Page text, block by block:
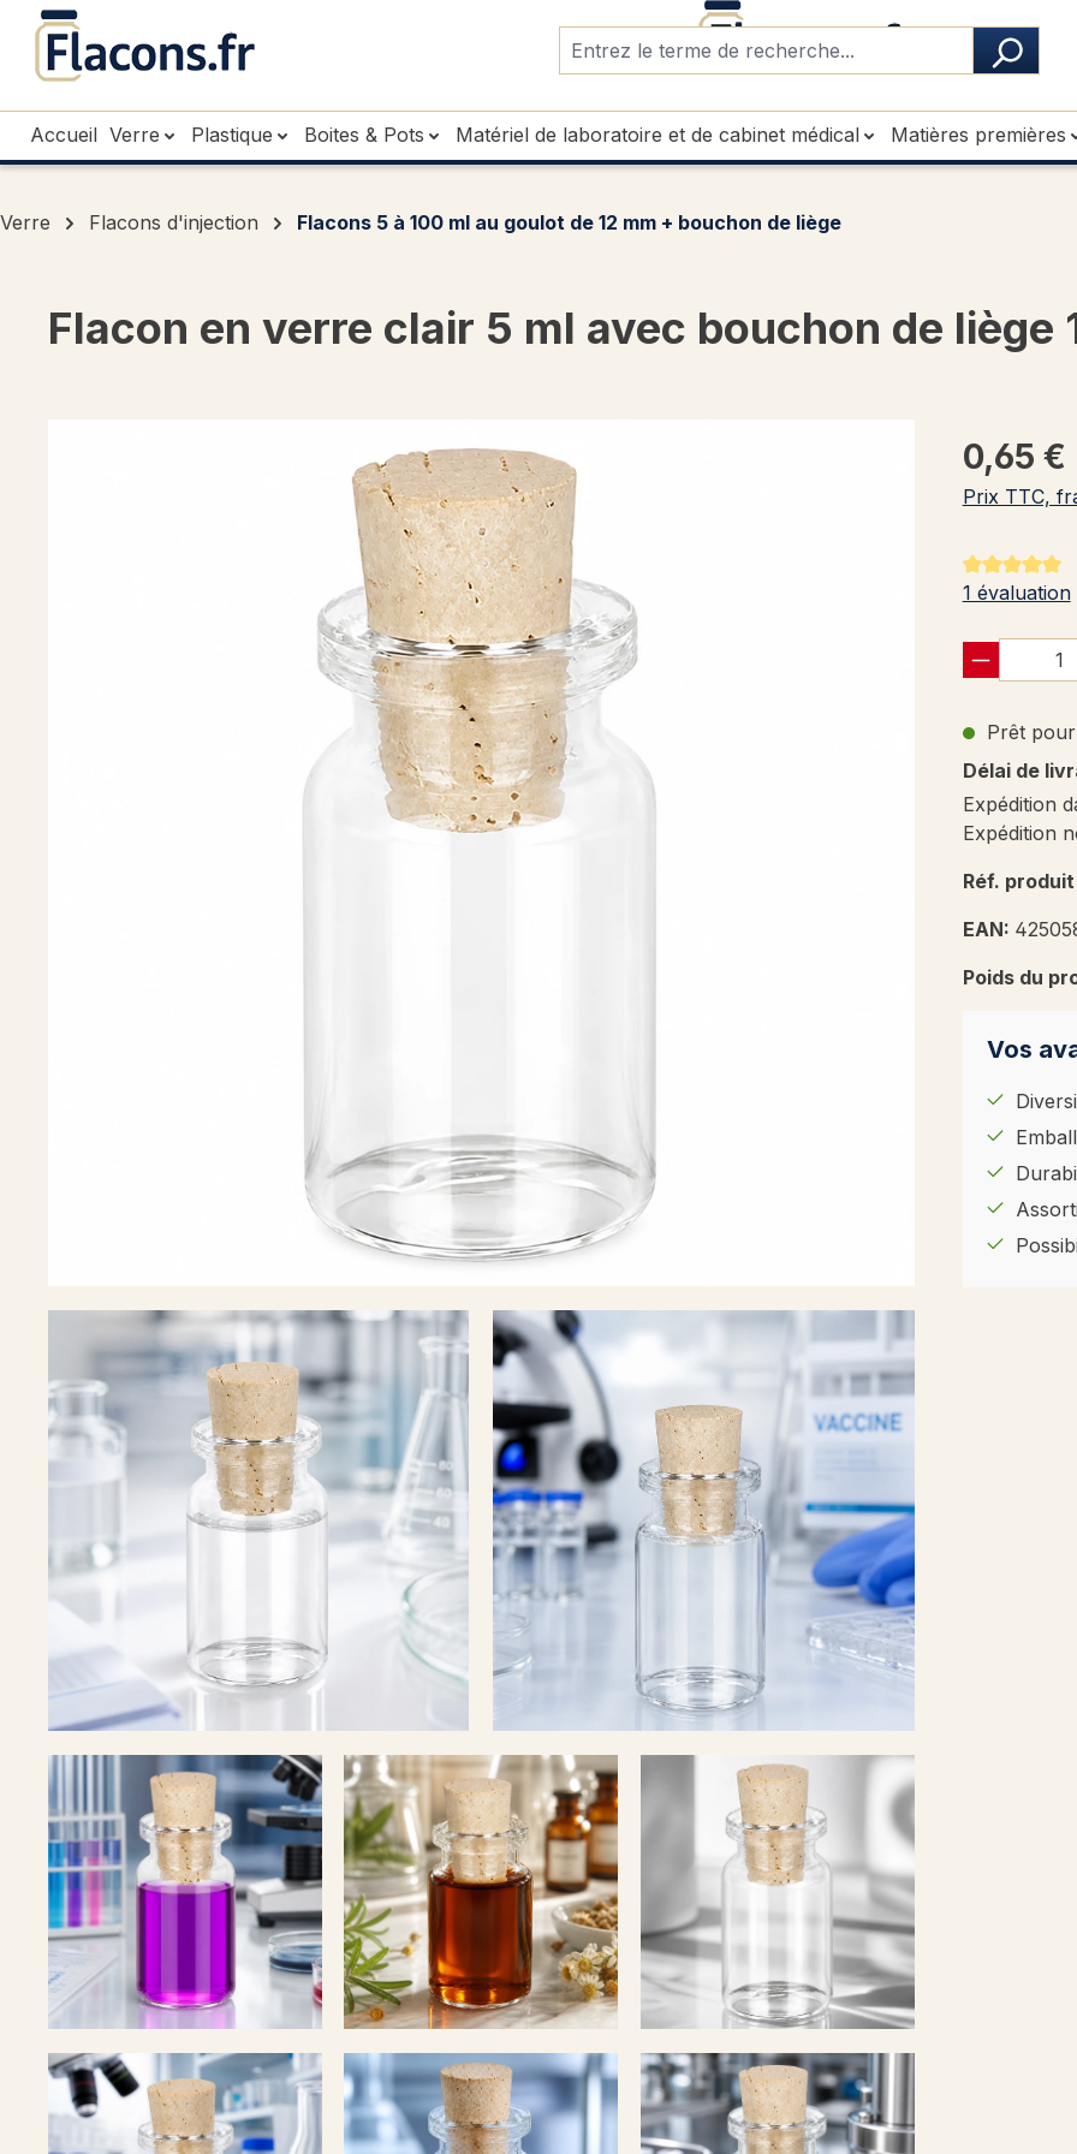
au contenu principal
Passer à la recherche
Passer à la navigation principale
Accueil Verre Plastique Boites & Pots Matériel de laboratoire et de cabinet médical Matières premières
Verre Flacons d'injection Flacons 5 à 100 ml au goulot de 12 mm + bouchon de liège
Flacon en verre clair 5 ml avec bouchon de liège
0,65 €
Prix TTC,
Note
1 évaluation
Prêt
Délai de
Expédition
Expédition
Réf.
EAN:
Poids du
Vos